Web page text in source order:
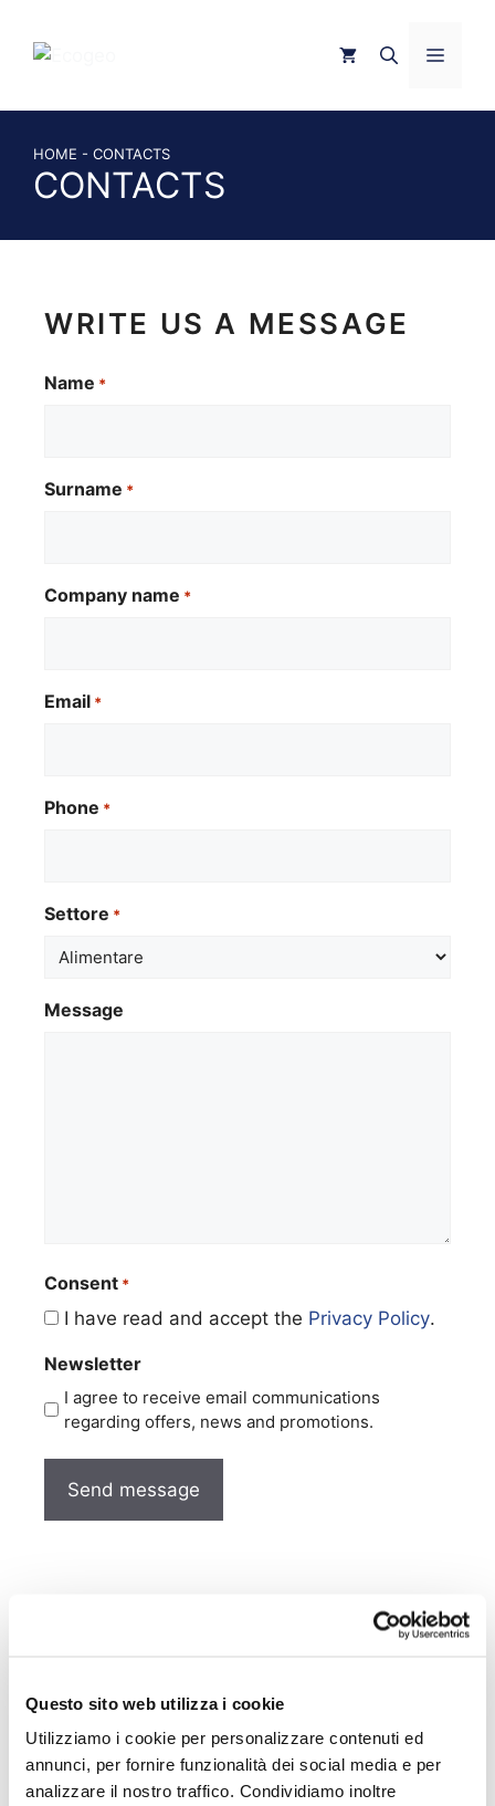
Questo sito web utilizza i cookie
Utilizziamo i cookie per personalizzare contenuti ed
annunci, per fornire funzionalità dei social media e per
analizzare il nostro traffico. Condividiamo inoltre
MENU
HOME - CONTACTS
CONTACTS
WRITE US A MESSAGE
Name *
Surname *
Company name *
Email *
Phone *
Settore *
Message
Consent *
I have read and accept the Privacy Policy.
Newsletter
I agree to receive email communications
regarding offers, news and promotions.
Via Menotti, 75
21100 Varese
Italy